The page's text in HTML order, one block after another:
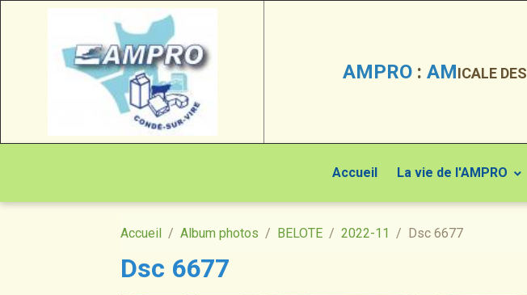
AMPRO : AMICALE DES
Accueil La vie de l'AMPRO
Accueil Album photos BELOTE 2022-11 Dsc 6677
Dsc 6677